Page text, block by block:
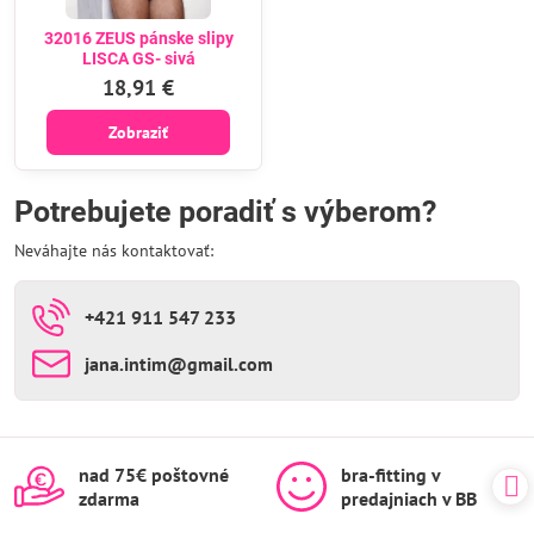
32016 ZEUS pánske slipy
LISCA GS- sivá
18,91 €
Zobraziť
Potrebujete poradiť s výberom?
Neváhajte nás kontaktovať:
+421 911 547 233
jana​.intim​@gmail​.com
nad 75€ poštovné
zdarma
bra-fitting v
predajniach v BB